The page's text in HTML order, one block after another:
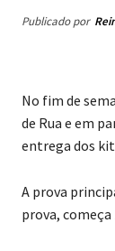
Publicado por
No fim de
de Rua e em
entrega dos
A prova
prova,